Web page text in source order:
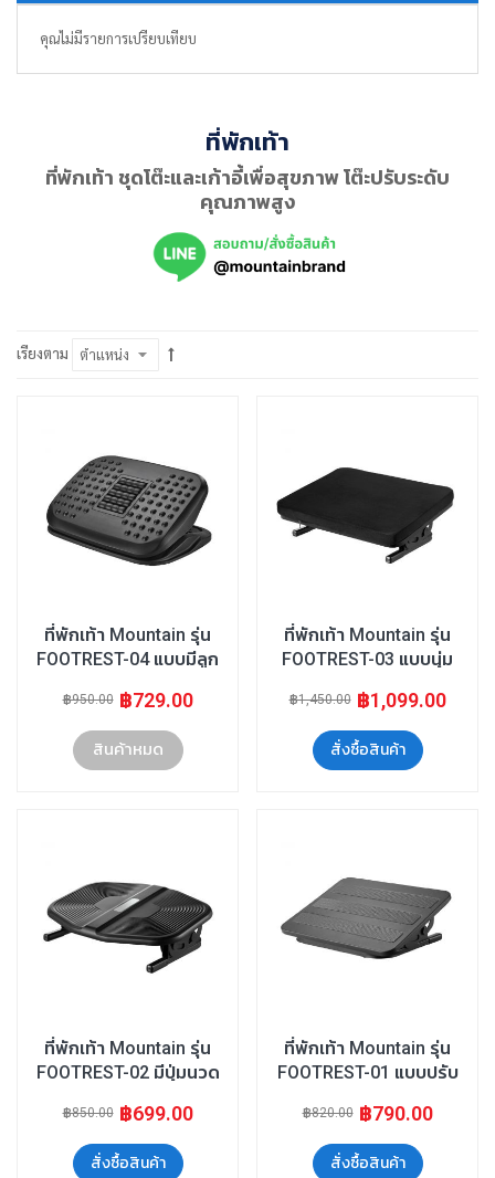
ที่พักเท้า
ที่พักเท้า ชุดโต๊ะและเก้าอี้เพื่อสุขภาพ โต๊ะปรับระดับ
คุณภาพสูง
เรียงตาม
ที่พักเท้า Mountain รุ่น
FOOTREST-04 แบบมีลูก
฿729.00
฿950.00
สินค้าหมด
ที่พักเท้า Mountain รุ่น
FOOTREST-03 แบบนุ่ม
฿1,099.00
฿1,450.00
สั่งซื้อสินค้า
ที่พักเท้า Mountain รุ่น
FOOTREST-02 มีปุ่มนวด
฿699.00
฿850.00
สั่งซื้อสินค้า
ที่พักเท้า Mountain รุ่น
FOOTREST-01 แบบปรับ
฿790.00
฿820.00
สั่งซื้อสินค้า
คุณไม่มีรายการเปรียบเทียบ